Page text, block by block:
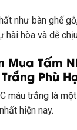
như bàn ghế
hài hòa và dễ
Mua Tấm
Phù
màu trắng là
hiện nay.